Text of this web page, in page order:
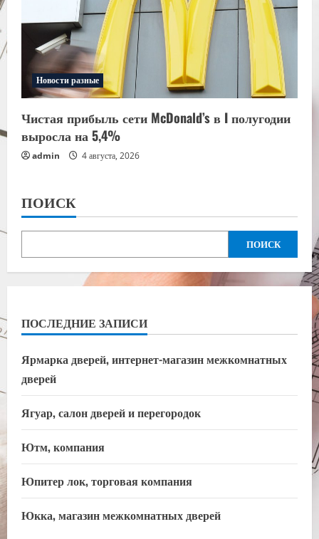
Новости разные
Чистая прибыль сети McDonald’s в I полугодии
выросла на 5,4%
admin 4 августа, 2026
ПОИСК
ПОИСК
ПОСЛЕДНИЕ ЗАПИСИ
Ярмарка дверей, интернет-магазин межкомнатных
дверей
Ягуар, салон дверей и перегородок
Ютм, компания
Юпитер лок, торговая компания
Юкка, магазин межкомнатных дверей